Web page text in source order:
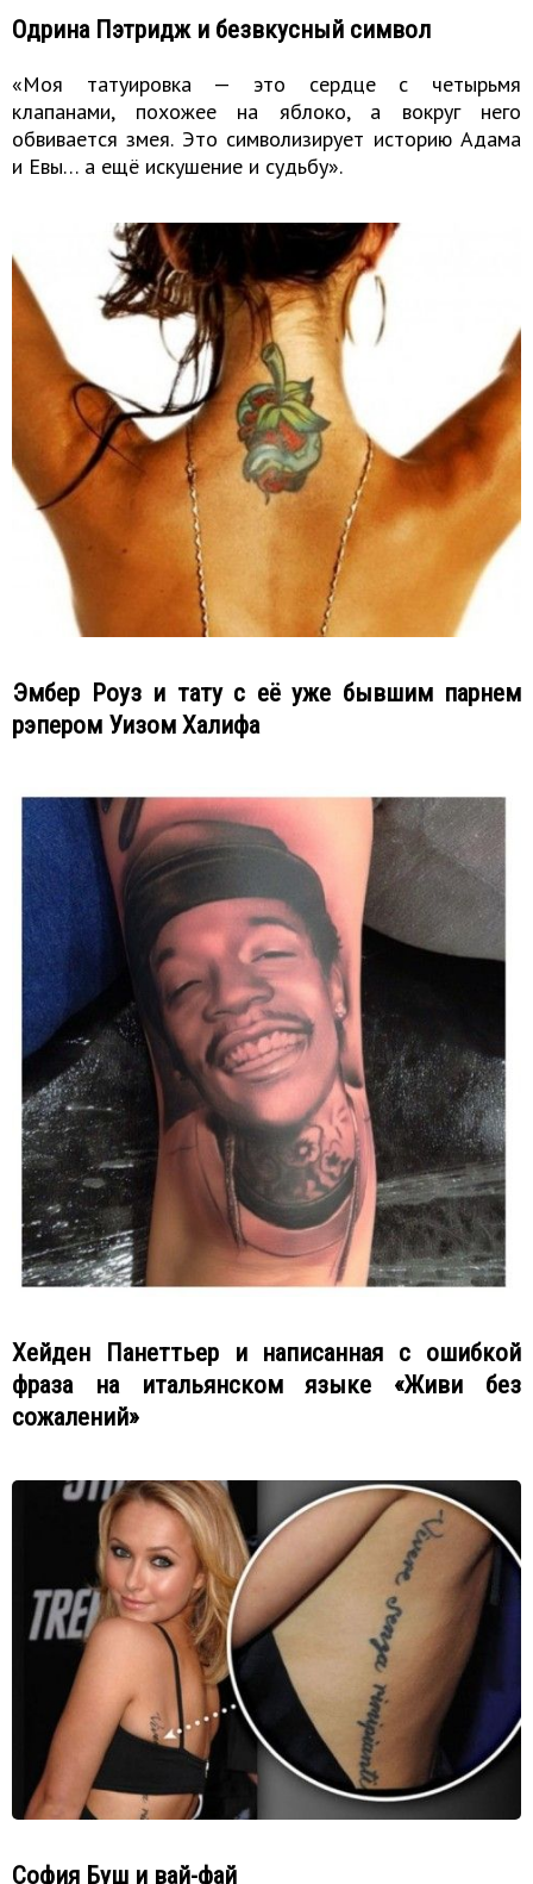
Одрина Пэтридж и безвкусный символ
«Моя татуировка — это сердце с четырьмя
клапанами, похожее на яблоко, а вокруг него
обвивается змея. Это символизирует историю Адама
и Евы… а ещё искушение и судьбу».
Эмбер Роуз и тату с её уже бывшим парнем
рэпером Уизом Халифа
Хейден Панеттьер и написанная с ошибкой
фраза на итальянском языке «Живи без
сожалений»
София Буш и вай-фай